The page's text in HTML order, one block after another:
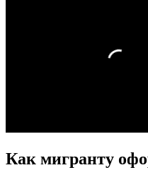
Как мигранту